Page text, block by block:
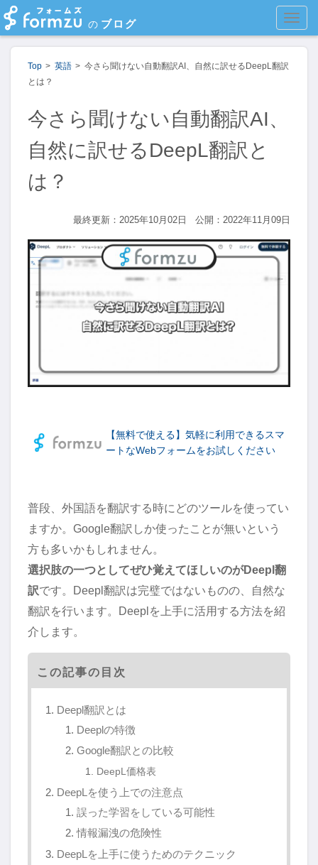
の ブログ
Top 英語
今さら聞けない自動翻訳AI、自然に訳せるDeepL翻訳
とは？
今さら聞けない自動翻訳AI、
自然に訳せるDeepL翻訳と
は？
最終更新：2025年10月02日 公開：2022年11月09日
【無料で使える】気軽に利用できるスマ
ートなWebフォームをお試しください
普段、外国語を翻訳する時にどのツールを使ってい
ますか。Google翻訳しか使ったことが無いという
方も多いかもしれません。
選択肢の一つとしてぜひ覚えてほしいのがDeepl翻
訳です。Deepl翻訳は完璧ではないものの、自然な
翻訳を行います。Deeplを上手に活用する方法を紹
介します。
この記事の目次
Deepl翻訳とは
Deeplの特徴
Google翻訳との比較
DeepL価格表
DeepLを使う上での注意点
誤った学習をしている可能性
情報漏洩の危険性
DeepLを上手に使うためのテクニック